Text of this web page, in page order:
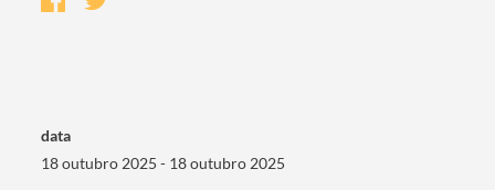
data
18 outubro 2025 - 18 outubro 2025